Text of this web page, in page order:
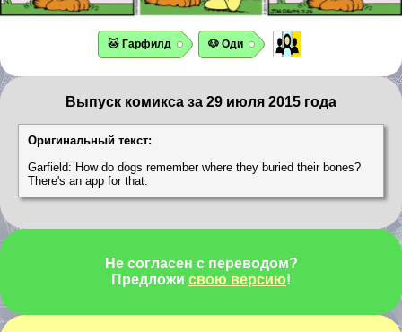
🐱 Гарфилд 🐶 Оди
Выпуск комикса за 29 июля 2015 года
Оригинальный текст:
Garfield: How do dogs remember where they buried their bones?
There's an app for that.
Не согласен с переводом?
Предложи свою версию!